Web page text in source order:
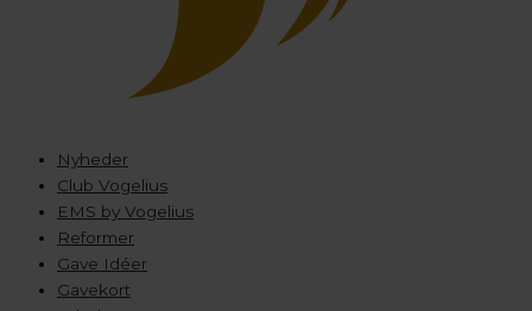
Nyheder
Club Vogelius
EMS by Vogelius
Reformer
Gave Idéer
Gavekort